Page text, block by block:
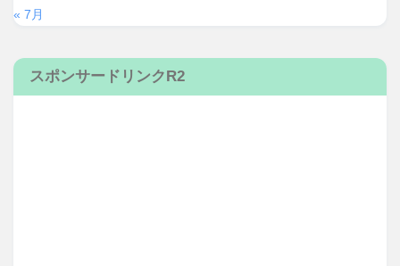
« 7月
スポンサードリンクR2